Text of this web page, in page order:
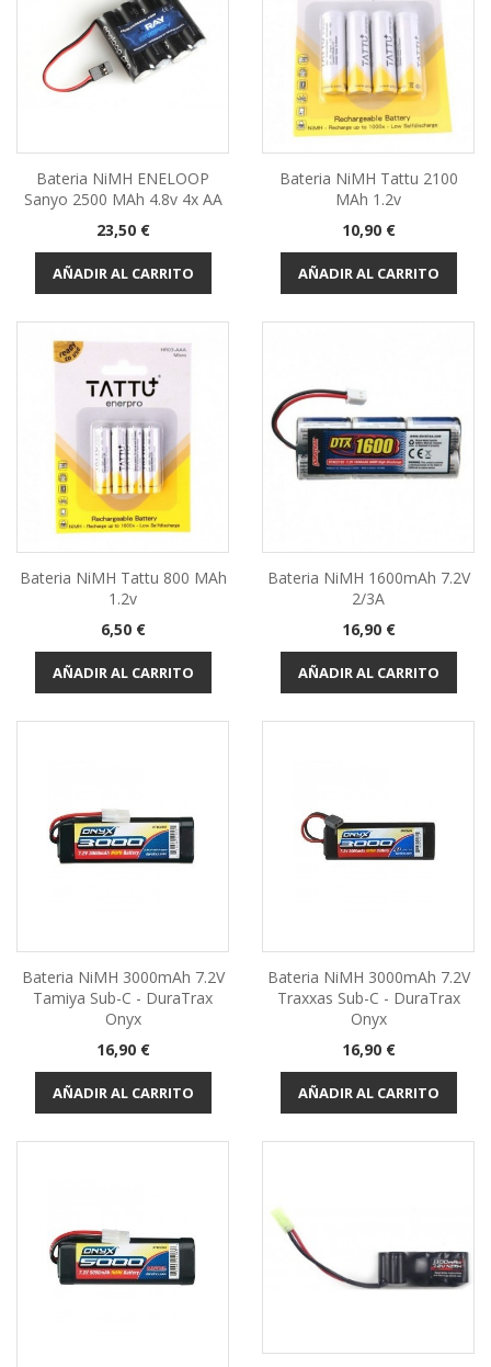
Bateria NiMH ENELOOP
Sanyo 2500 MAh 4.8v 4x AA
Precio
23,50 €
AÑADIR AL CARRITO
Bateria NiMH Tattu 2100
MAh 1.2v
Precio
10,90 €
AÑADIR AL CARRITO
Bateria NiMH Tattu 800 MAh
1.2v
Precio
6,50 €
AÑADIR AL CARRITO
Bateria NiMH 1600mAh 7.2V
2/3A
Precio
16,90 €
AÑADIR AL CARRITO
Bateria NiMH 3000mAh 7.2V
Tamiya Sub-C - DuraTrax
Onyx
Precio
16,90 €
AÑADIR AL CARRITO
Bateria NiMH 3000mAh 7.2V
Traxxas Sub-C - DuraTrax
Onyx
Precio
16,90 €
AÑADIR AL CARRITO